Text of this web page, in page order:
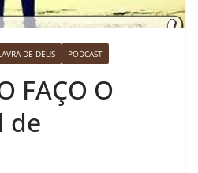
DE DEUS PODCAST
FAÇO O
de